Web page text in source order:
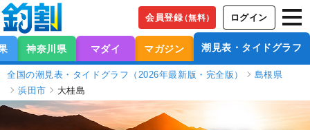
会員登録（無料） ログイン
神奈川県 マダイ マガジン 潮見表・タイドグラフ
全国の潮見表・タイドグラフ（2026年最新版・完全版）
島根県
浜田市
大桂島